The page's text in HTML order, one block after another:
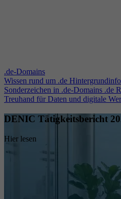
.de-Domains
Wissen rund um .de
Sonderzeichen in .de-Domains .de
Treuhand für Daten und digitale
DENIC Tätigkeitsbericht
Hier lesen